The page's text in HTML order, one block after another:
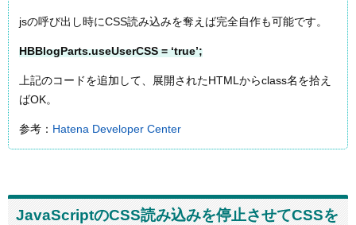
jsの呼び出し時にCSS読み込みを奪えば完全自作も可能です。
HBBlogParts.useUserCSS = ‘true’;
上記のコードを追加して、展開されたHTMLからclass名を拾え
ばOK。
参考： Hatena Developer Center
JavaScriptのCSS読み込みを停止させてCSSを